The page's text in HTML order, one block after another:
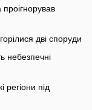
дві споруди
небезпечні
регіони під